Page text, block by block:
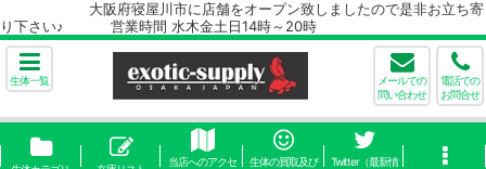
大阪府寝屋川市に店舗をオープン致しましたので是非お立ち寄
り下さい♪ 営業時間 水木金土日14時～20時
生体一覧
メールでの
問い合わせ
電話での
お問合せ
当店へのアクセ
生体の買取及び
Twitter（最新情